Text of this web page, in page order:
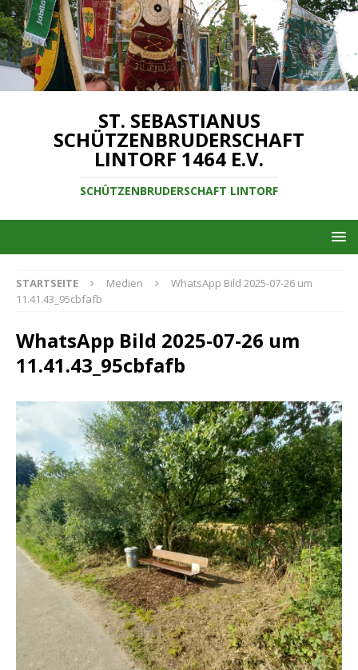
ST. SEBASTIANUS
SCHÜTZENBRUDERSCHAFT
LINTORF 1464 E.V.
SCHÜTZENBRUDERSCHAFT LINTORF
STARTSEITE Medien
WhatsApp Bild 2025-07-26 um
11.41.43_95cbfafb
WhatsApp Bild 2025-07-26 um
11.41.43_95cbfafb